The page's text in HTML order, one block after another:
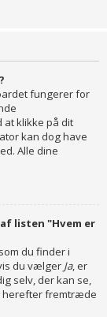
fungerer for
at klikke på dit
kan dog have
Alle dine
listen "Hvem er
du finder i
du vælger Ja, er
selv, der kan se,
herefter fremtræde